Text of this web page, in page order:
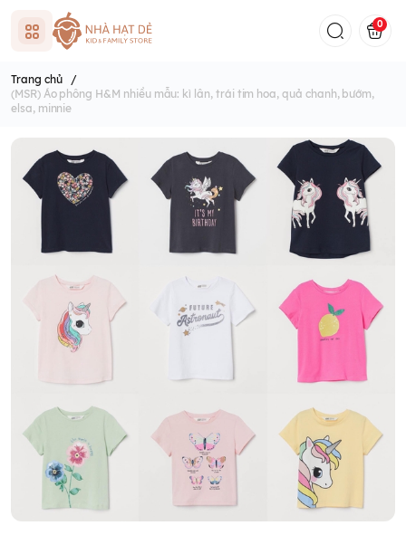
0
Trang chủ
/
(MSR) Áo phông H&M nhiều mẫu: kì lân, trái tim hoa, quả chanh, bướm,
elsa, minnie